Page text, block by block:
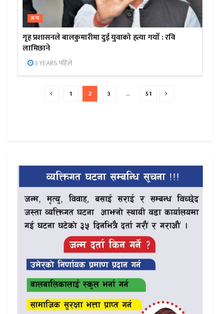
अन्य
गृह प्रशासनले बालकुमारीमा दुई युवाको हत्या गर्याे : रवि
लामिछाने
3 YEARS पहिले
1 2 3 … 51